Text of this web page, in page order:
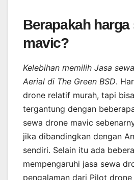
Berapakah
mavic?
Kelebihan memilih Jasa
Aerial di The Green BSD.
drone relatif murah, tapi
tergantung dengan
sewa drone mavic
jika dibandingkan dengan
sendiri. Selain itu ada
mempengaruhi jasa sewa
pengalaman dari Pilot drone